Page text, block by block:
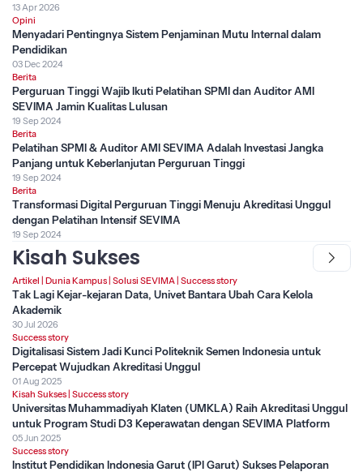
13 Apr 2026
Opini
Menyadari Pentingnya Sistem Penjaminan Mutu Internal dalam
Pendidikan
03 Dec 2024
Berita
Perguruan Tinggi Wajib Ikuti Pelatihan SPMI dan Auditor AMI
SEVIMA Jamin Kualitas Lulusan
19 Sep 2024
Berita
Pelatihan SPMI & Auditor AMI SEVIMA Adalah Investasi Jangka
Panjang untuk Keberlanjutan Perguruan Tinggi
19 Sep 2024
Berita
Transformasi Digital Perguruan Tinggi Menuju Akreditasi Unggul
dengan Pelatihan Intensif SEVIMA
19 Sep 2024
Kisah Sukses
Artikel | Dunia Kampus | Solusi SEVIMA | Success story
Tak Lagi Kejar-kejaran Data, Univet Bantara Ubah Cara Kelola
Akademik
30 Jul 2026
Success story
Digitalisasi Sistem Jadi Kunci Politeknik Semen Indonesia untuk
Percepat Wujudkan Akreditasi Unggul
01 Aug 2025
Kisah Sukses | Success story
Universitas Muhammadiyah Klaten (UMKLA) Raih Akreditasi Unggul
untuk Program Studi D3 Keperawatan dengan SEVIMA Platform
05 Jun 2025
Success story
Institut Pendidikan Indonesia Garut (IPI Garut) Sukses Pelaporan